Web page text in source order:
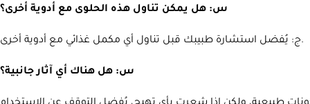
س: هل يمكن تناول هذه الحلوى مع أدوية أخرى؟
ج: يُفضل استشارة طبيبك قبل تناول أي مكمل غذائي مع أدوية أخرى.
س: هل هناك أي آثار جانبية؟
Instagram
WhatsApp